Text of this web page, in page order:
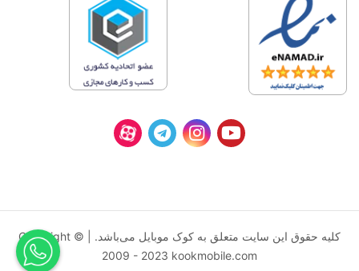
کليه حقوق اين سايت متعلق به کوک موبایل می‌باشد. | Copyright ©
2009 - 2023 kookmobile.com